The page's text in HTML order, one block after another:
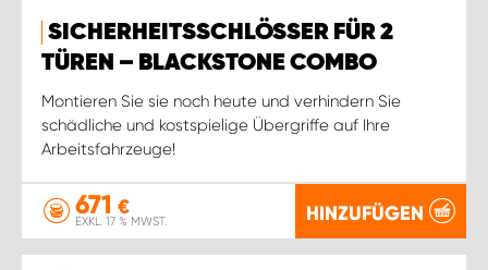
SICHERHEITSSCHLÖSSER FÜR 2
TÜREN – BLACKSTONE COMBO
Montieren Sie sie noch heute und verhindern Sie
schädliche und kostspielige Übergriffe auf Ihre
Arbeitsfahrzeuge!
671 €
EXKL. 17 % MWST. HINZUFÜGEN